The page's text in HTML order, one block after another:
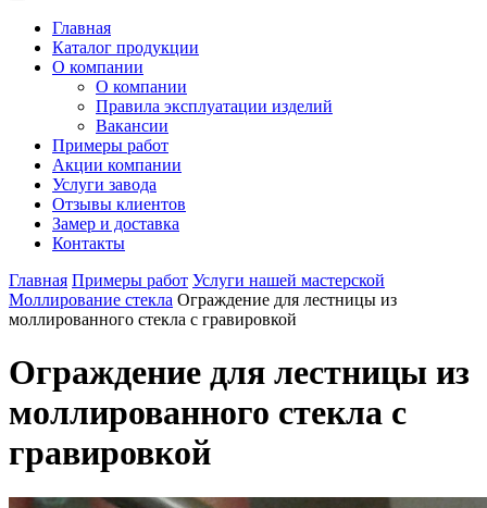
Главная
Каталог продукции
О компании
О компании
Правила эксплуатации изделий
Вакансии
Примеры работ
Акции компании
Услуги завода
Отзывы клиентов
Замер и доставка
Контакты
Главная Примеры работ Услуги нашей мастерской
Моллирование стекла Ограждение для лестницы из
моллированного стекла с гравировкой
Ограждение для лестницы из
моллированного стекла с
гравировкой